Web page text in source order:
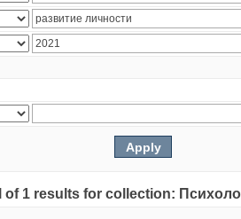
of 1 results for collection: